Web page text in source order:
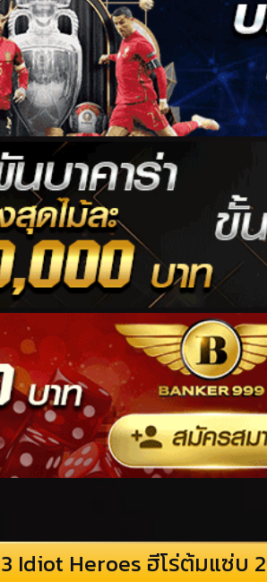
3 Idiot Heroes ฮีโร่ต้มแซ่บ